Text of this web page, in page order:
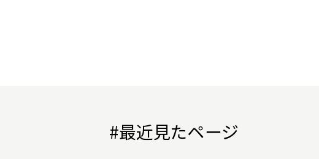
#最近見たページ